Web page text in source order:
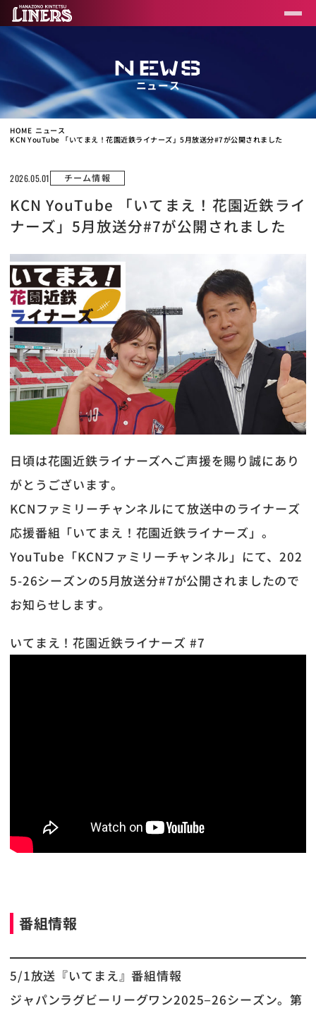
NEWS
ニュース
HOME ニュース
KCN YouTube 「いてまえ！花園近鉄ライナーズ」5月放送分#7が公開されました
2026.05.01 チーム情報
KCN YouTube 「いてまえ！花園近鉄ライ
ナーズ」5月放送分#7が公開されました
日頃は花園近鉄ライナーズへご声援を賜り誠にあり
がとうございます。
KCNファミリーチャンネルにて放送中のライナーズ
応援番組「いてまえ！花園近鉄ライナーズ」。
YouTube「KCNファミリーチャンネル」にて、202
5-26シーズンの5月放送分#7が公開されましたので
お知らせします。
いてまえ！花園近鉄ライナーズ #7
番組情報
5/1放送『いてまえ』番組情報
ジャパンラグビーリーグワン2025−26シーズン。第